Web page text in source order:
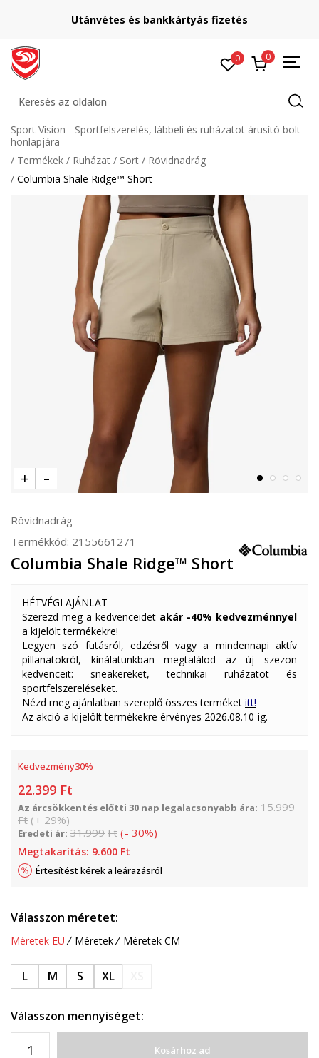
Utánvétes és bankkártyás fizetés
0 0
Keresés az oldalon
Sport Vision - Sportfelszerelés, lábbeli és ruházatot árusító bolt
honlapjára
Termékek
Ruházat Sort
Rövidnadrág
Columbia Shale Ridge™ Short
Rövidnadrág
Termékkód: 2155661271
Columbia Shale Ridge™ Short
HÉTVÉGI AJÁNLAT
Szerezd meg a kedvenceidet akár -40% kedvezménnyel
a kijelölt termékekre!
Legyen szó futásról, edzésről vagy a mindennapi aktív
pillanatokról, kínálatunkban megtalálod az új szezon
kedvenceit: sneakereket, technikai ruházatot és
sportfelszereléseket.
Nézd meg ajánlatban szereplő összes terméket itt!
Az akció a kijelölt termékekre érvényes 2026.08.10-ig.
Kedvezmény30%
22.399 Ft
Az árcsökkentés előtti 30 nap legalacsonyabb ára: 15.999
Ft (+ 29%)
Eredeti ár: 31.999 Ft (- 30%)
Megtakarítás: 9.600 Ft
Értesítést kérek a leárazásról
Válasszon méretet:
Méretek EU Méretek Méretek CM
L M S XL
Válasszon mennyiséget:
Kosárhoz ad